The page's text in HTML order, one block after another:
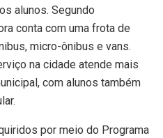
alunos. Segundo
conta com uma frota de
micro-ônibus e vans.
na cidade atende mais
com alunos também
por meio do Programa